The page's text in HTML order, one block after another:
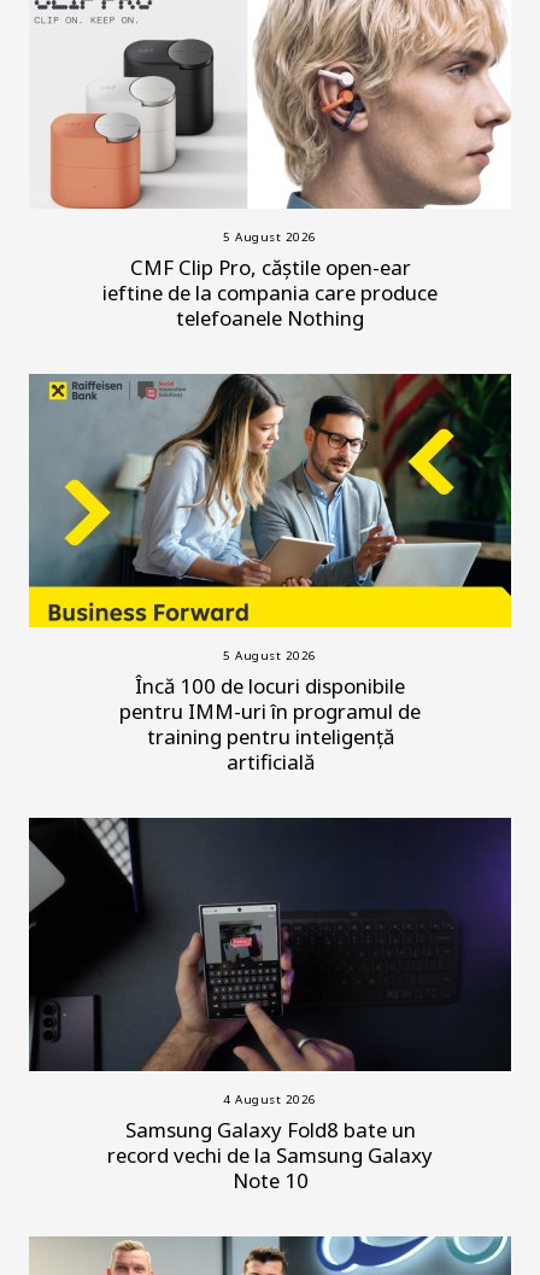
5 August 2026
CMF Clip Pro, căștile open-ear
ieftine de la compania care produce
telefoanele Nothing
5 August 2026
Încă 100 de locuri disponibile
pentru IMM-uri în programul de
training pentru inteligență
artificială
4 August 2026
Samsung Galaxy Fold8 bate un
record vechi de la Samsung Galaxy
Note 10